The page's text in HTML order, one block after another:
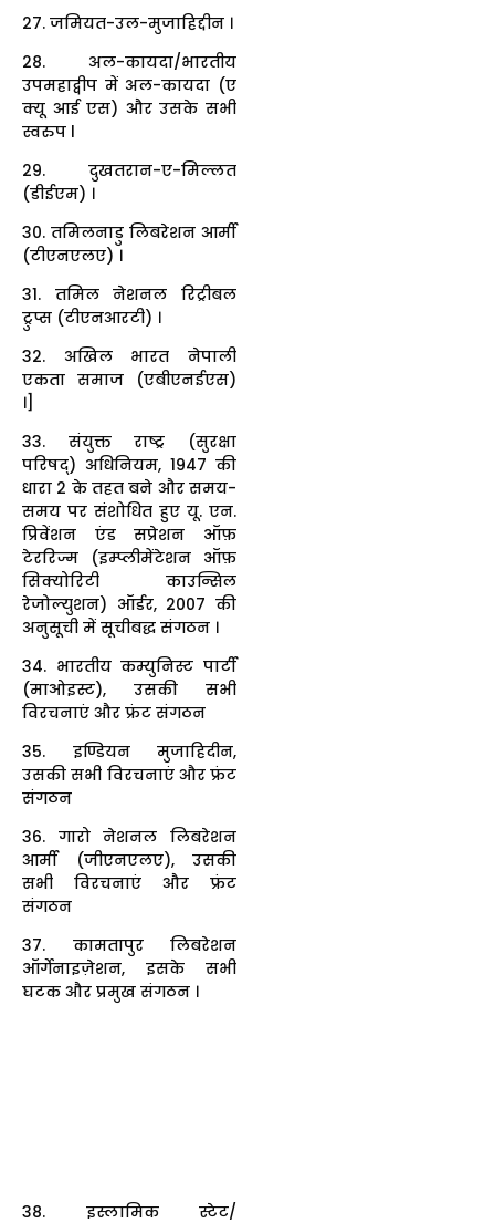
27. जमियत-उल-मुजाहिद्दीन ।
28. अल-कायदा/भारतीय
उपमहाद्वीप में अल-कायदा (ए
क्यू आई एस) और उसके सभी
स्वरुप l
29. दुखतरान-ए-मिल्लत
(डीईएम) ।
30. तमिलनाडु लिबरेशन आर्मी
(टीएनएलए) ।
31. तमिल नेशनल रिट्रीबल
ट्रुप्स (टीएनआरटी) ।
32. अखिल भारत नेपाली
एकता समाज (एबीएनईएस)
।]
33. संयुक्त राष्ट्र (सुरक्षा
परिषद्) अधिनियम, 1947 की
धारा 2 के तहत बने और समय-
समय पर संशोधित हुए यू. एन.
प्रिवेंशन एंड सप्रेशन ऑफ़
टेररिज्म (इम्प्लीमेंटेशन ऑफ़
सिक्योरिटी काउन्सिल
रेजोल्युशन) ऑर्डर, 2007 की
अनुसूची में सूचीबद्ध संगठन ।
34. भारतीय कम्युनिस्ट पार्टी
(माओइस्ट), उसकी सभी
विरचनाएं और फ्रंट संगठन
35. इण्डियन मुजाहिदीन,
उसकी सभी विरचनाएं और फ्रंट
संगठन
36. गारो नेशनल लिबरेशन
आर्मी (जीएनएलए), उसकी
सभी विरचनाएं और फ्रंट
संगठन
37. कामतापुर लिबरेशन
ऑर्गेनाइज़ेशन, इसके सभी
घटक और प्रमुख संगठन ।
38. इस्लामिक स्टेट/